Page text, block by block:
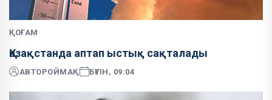
ҚОҒАМ
Қазақстанда аптап ыстық сақталады
АВТОРОЙМАҚ БҮГІН, 09:04